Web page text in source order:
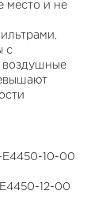
место и не
с
воздушные
E4450-10-00
12-00